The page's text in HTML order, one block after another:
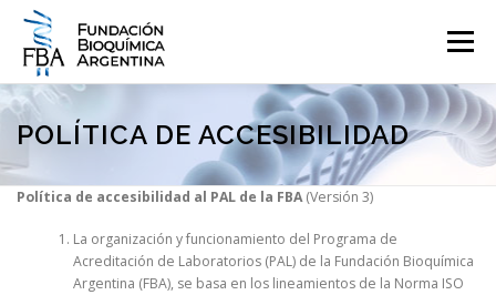
Saltar
contenido
Menú
QUIENES SOMOS PROGRAMAS EVENTOS COMUNICACIÓN
POLÍTICA DE ACCESIBILIDAD
Política de accesibilidad al PAL de la FBA(Versión 3)
La organización y funcionamiento del Programa de
Acreditación de Laboratorios (PAL) de la Fundación Bioquímica
Argentina (FBA), se basa en los lineamientos de la Norma ISO